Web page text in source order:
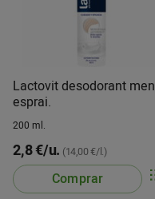
Lactovit desodorant men
esprai.
200 ml.
2,8 €/u. (14,00 €/l.)
Comprar